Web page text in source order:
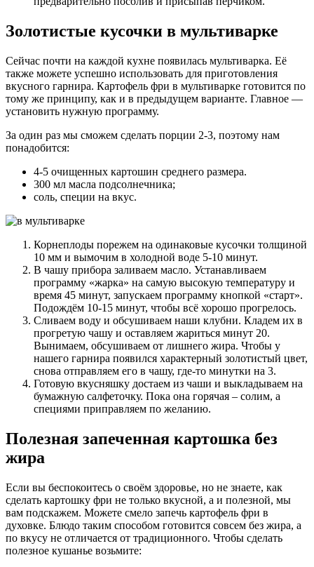
Золотистые кусочки в мультиварке
Сейчас почти на каждой кухне появилась мультиварка. Её
также можете успешно использовать для приготовления
вкусного гарнира. Картофель фри в мультиварке готовится по
тому же принципу, как и в предыдущем варианте. Главное —
установить нужную программу.
За один раз мы сможем сделать порции 2-3, поэтому нам
понадобится:
4-5 очищенных картошин среднего размера.
300 мл масла подсолнечника;
соль, специи на вкус.
Корнеплоды порежем на одинаковые кусочки толщиной
10 мм и вымочим в холодной воде 5-10 минут.
В чашу прибора заливаем масло. Устанавливаем
программу «жарка» на самую высокую температуру и
время 45 минут, запускаем программу кнопкой «старт».
Подождём 10-15 минут, чтобы всё хорошо прогрелось.
Сливаем воду и обсушиваем наши клубни. Кладем их в
прогретую чашу и оставляем жариться минут 20.
Вынимаем, обсушиваем от лишнего жира. Чтобы у
нашего гарнира появился характерный золотистый цвет,
снова отправляем его в чашу, где-то минутки на 3.
Готовую вкусняшку достаем из чаши и выкладываем на
бумажную салфеточку. Пока она горячая – солим, а
специями приправляем по желанию.
Полезная запеченная картошка без
жира
Если вы беспокоитесь о своём здоровье, но не знаете, как
сделать картошку фри не только вкусной, а и полезной, мы
вам подскажем. Можете смело запечь картофель фри в
духовке. Блюдо таким способом готовится совсем без жира, а
по вкусу не отличается от традиционного. Чтобы сделать
полезное кушанье возьмите: